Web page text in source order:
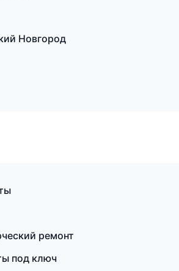
Новгород
ремонт
под ключ